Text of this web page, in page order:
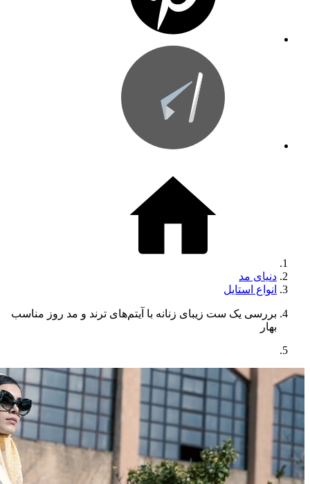
دنیای مد
انواع استایل
بررسی یک ست زیبای زنانه با آیتم‌های ترند و مد روز مناسب
بهار